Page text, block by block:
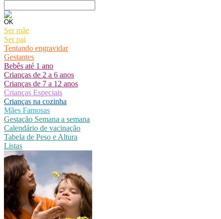
Ser mãe
Ser pai
Tentando engravidar
Gestantes
Bebês até 1 ano
Crianças de 2 a 6 anos
Crianças de 7 a 12 anos
Crianças Especiais
Crianças na cozinha
Mães Famosas
Gestação Semana a semana
Calendário de vacinação
Tabela de Peso e Altura
Listas